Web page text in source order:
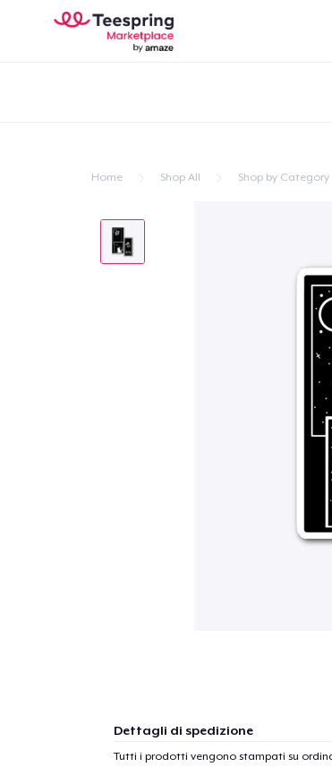
Home Shop All Shop by Category
Dettagli di spedizione
Tutti i prodotti vengono stampati su